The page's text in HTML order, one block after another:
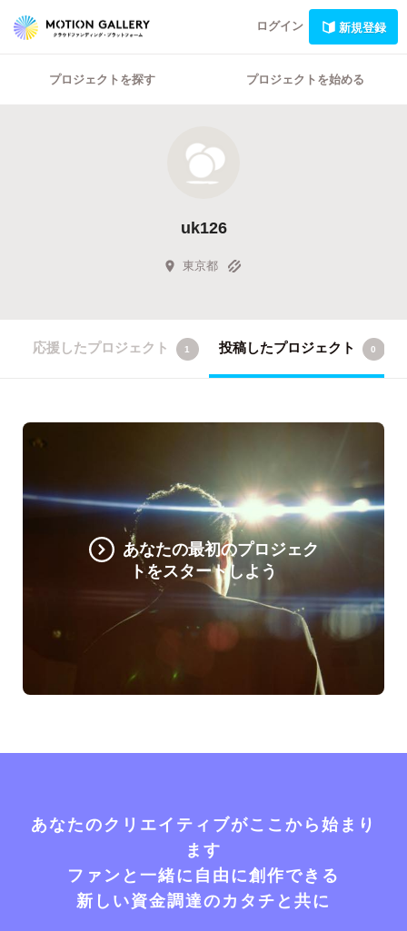
ログイン 新規登録
プロジェクトを探す プロジェクトを始める
uk126
東京都
応援したプロジェクト 1 投稿したプロジェクト 0
あなたの最初のプロジェク
トをスタートしよう
あなたのクリエイティブがここから始まり
ます
ファンと一緒に自由に創作できる
新しい資金調達のカタチと共に